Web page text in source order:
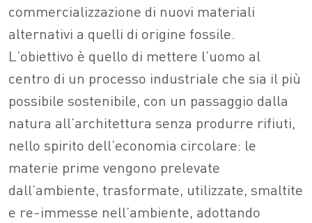
commercializzazione di nuovi materiali
alternativi a quelli di origine fossile.
L’obiettivo è quello di mettere l’uomo al
centro di un processo industriale che sia il più
possibile sostenibile, con un passaggio dalla
natura all’architettura senza produrre rifiuti,
nello spirito dell’economia circolare: le
materie prime vengono prelevate
dall’ambiente, trasformate, utilizzate, smaltite
e re-immesse nell’ambiente, adottando